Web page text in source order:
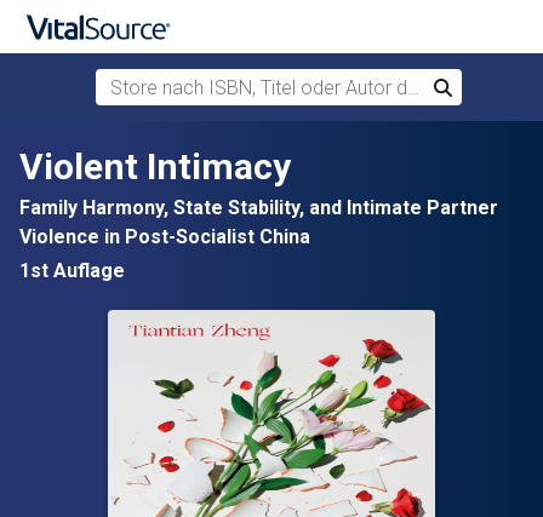
Zum Hauptinhalt springen
Store nach ISBN, Titel oder Autor durchsuchen
Suchen
Violent Intimacy
Family Harmony, State Stability, and Intimate Partner
Violence in Post-Socialist China
1st Auflage